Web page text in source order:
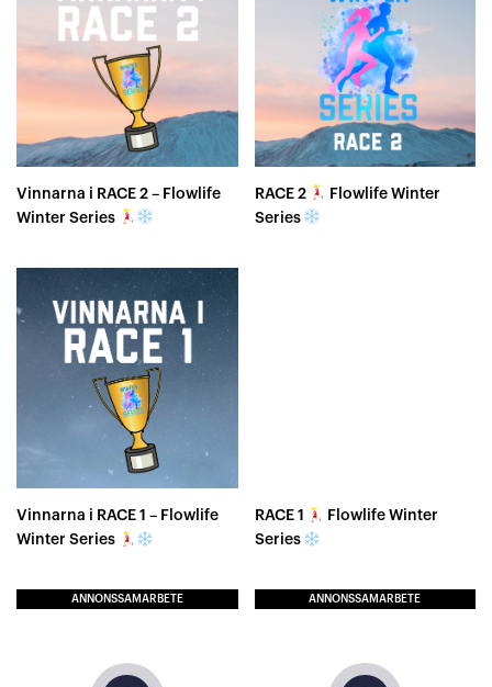
Vinnarna i RACE 2 – Flowlife
Winter Series
RACE 2
Flowlife Winter
Series
Vinnarna i RACE 1 – Flowlife
Winter Series
RACE 1
Flowlife Winter
Series
ANNONSSAMARBETE ANNONSSAMARBETE